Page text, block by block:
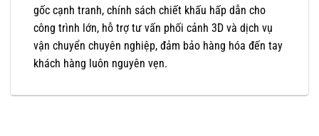
gốc cạnh tranh, chính sách chiết khấu hấp dẫn cho
công trình lớn, hỗ trợ tư vấn phối cảnh 3D và dịch vụ
vận chuyển chuyên nghiệp, đảm bảo hàng hóa đến tay
khách hàng luôn nguyên vẹn.